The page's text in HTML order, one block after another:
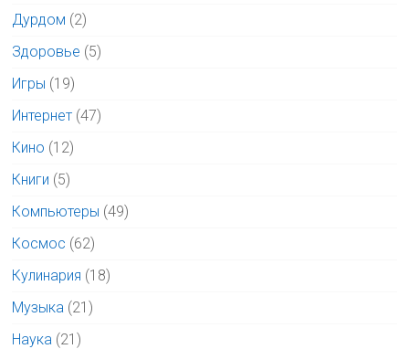
Дурдом (2)
Здоровье (5)
Игры (19)
Интернет (47)
Кино (12)
Книги (5)
Компьютеры (49)
Космос (62)
Кулинария (18)
Музыка (21)
Наука (21)